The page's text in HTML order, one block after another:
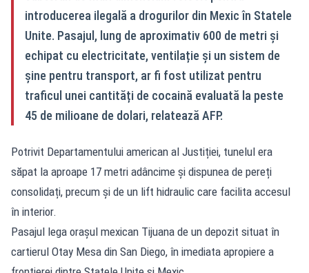
introducerea ilegală a drogurilor din Mexic în Statele
Unite. Pasajul, lung de aproximativ 600 de metri și
echipat cu electricitate, ventilație și un sistem de
șine pentru transport, ar fi fost utilizat pentru
traficul unei cantități de cocaină evaluată la peste
45 de milioane de dolari, relatează AFP.
Potrivit Departamentului american al Justiției, tunelul era
săpat la aproape 17 metri adâncime și dispunea de pereți
consolidați, precum și de un lift hidraulic care facilita accesul
în interior.
Pasajul lega orașul mexican Tijuana de un depozit situat în
cartierul Otay Mesa din San Diego, în imediata apropiere a